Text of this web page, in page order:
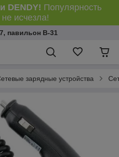
DENDY! Популярность
не исчезла!
павильон В-31
зарядные устройства